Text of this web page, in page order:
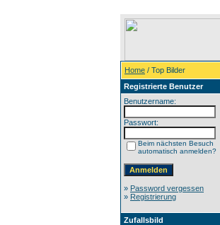
Home / Top Bilder
Registrierte Benutzer
Benutzername:
Passwort:
Beim nächsten Besuch
automatisch anmelden?
» Password vergessen
» Registrierung
Zufallsbild